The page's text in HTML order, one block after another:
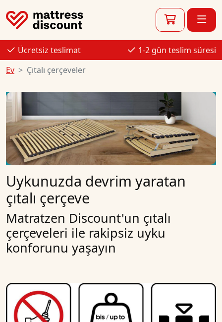
Ücretsiz teslimat
1-2 gün teslim süresi
Ev
Çıtalı çerçeveler
Uykunuzda devrim yaratan
çıtalı çerçeve
Matratzen Discount'un çıtalı
çerçeveleri ile rakipsiz uyku
konforunu yaşayın